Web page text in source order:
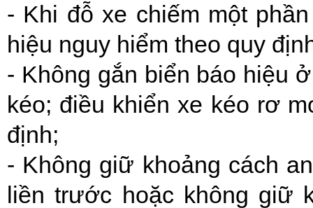
- Khi đỗ xe chiếm một
hiệu nguy hiểm theo quy
- Không gắn biển báo hiệu
kéo; điều khiển xe kéo rơ
định;
- Không giữ khoảng cách
liền trước hoặc không giữ